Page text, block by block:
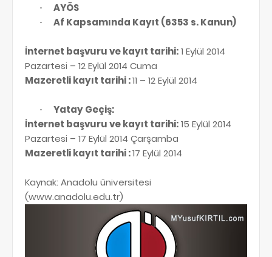
· AYÖS
· Af Kapsamında Kayıt (6353 s. Kanun)
İnternet başvuru ve kayıt tarihi:1 Eylül 2014
Pazartesi – 12 Eylül 2014 Cuma
Mazeretli kayıt tarihi :11 – 12 Eylül 2014
·
Yatay Geçiş:
İnternet başvuru ve kayıt tarihi:15 Eylül 2014
Pazartesi – 17 Eylül 2014 Çarşamba
Mazeretli kayıt tarihi :17 Eylül 2014
Kaynak: Anadolu üniversitesi
(www.anadolu.edu.tr)